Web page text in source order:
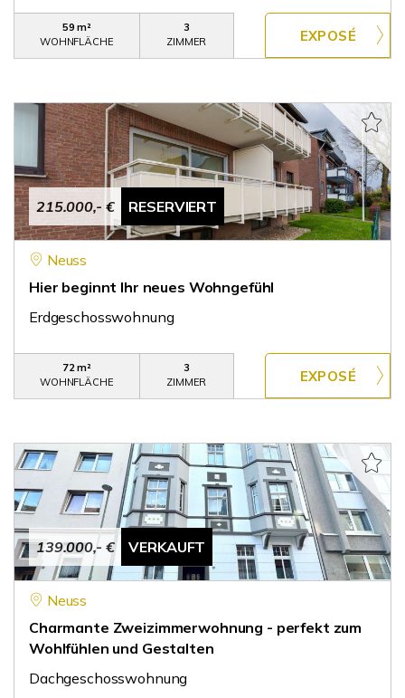
59 m²
WOHNFLÄCHE
3
ZIMMER
215.000,- € RESERVIERT
Neuss
Hier beginnt Ihr neues Wohngefühl
Erdgeschosswohnung
72 m²
WOHNFLÄCHE
3
ZIMMER
139.000,- € VERKAUFT
Neuss
Charmante Zweizimmerwohnung - perfekt zum
Wohlfühlen und Gestalten
Dachgeschosswohnung